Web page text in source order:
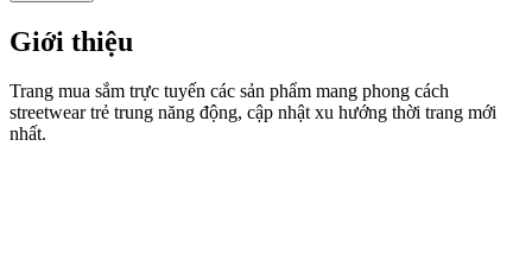
Giới thiệu
Trang mua sắm trực tuyến các sản phẩm mang phong cách
streetwear trẻ trung năng động, cập nhật xu hướng thời trang mới
nhất.